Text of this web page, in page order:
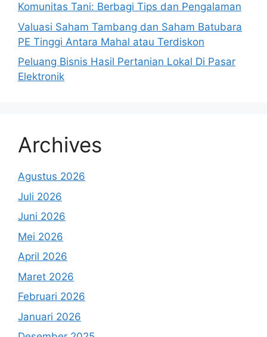
Komunitas Tani: Berbagi Tips dan Pengalaman
Valuasi Saham Tambang dan Saham Batubara
PE Tinggi Antara Mahal atau Terdiskon
Peluang Bisnis Hasil Pertanian Lokal Di Pasar
Elektronik
Archives
Agustus 2026
Juli 2026
Juni 2026
Mei 2026
April 2026
Maret 2026
Februari 2026
Januari 2026